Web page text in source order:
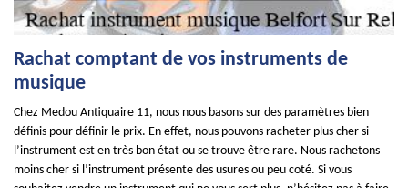
Rachat comptant de vos instruments de
musique
Chez Medou Antiquaire 11, nous nous basons sur des paramètres bien
définis pour définir le prix. En effet, nous pouvons racheter plus cher si
l’instrument est en très bon état ou se trouve être rare. Nous rachetons
moins cher si l’instrument présente des usures ou peu coté. Si vous